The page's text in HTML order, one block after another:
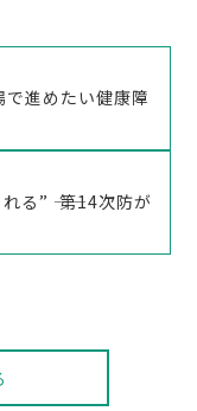
で進めたい健康障
る” ―― 第14次防が